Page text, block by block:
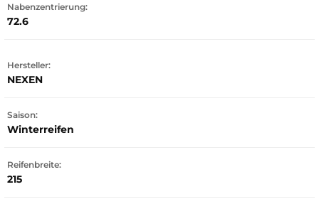
Nabenzentrierung:
72.6
Hersteller:
NEXEN
Saison:
Winterreifen
Reifenbreite:
215